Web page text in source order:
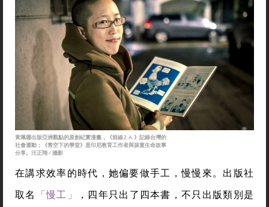
黃珮珊出版亞洲觀點的原創紀實漫畫，《前線Z.A.》記錄台灣的
社會運動；《青空下的學堂》是印尼教育工作者與孩童生命故事
分享。汪正翔 / 攝影
在講求效率的時代，她偏要做手工，慢慢來。出版社
取名 「慢工」
，四年只出了四本書，不只出版類別是